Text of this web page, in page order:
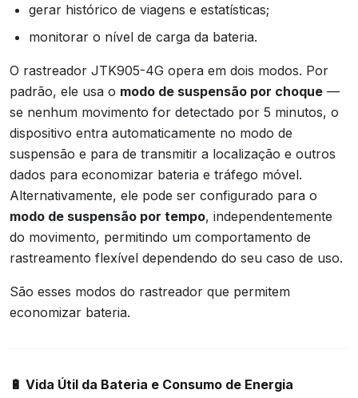
gerar histórico de viagens e estatísticas;
monitorar o nível de carga da bateria.
O rastreador JTK905-4G opera em dois modos. Por
padrão, ele usa o modo de suspensão por choque —
se nenhum movimento for detectado por 5 minutos, o
dispositivo entra automaticamente no modo de
suspensão e para de transmitir a localização e outros
dados para economizar bateria e tráfego móvel.
Alternativamente, ele pode ser configurado para o
modo de suspensão por tempo, independentemente
do movimento, permitindo um comportamento de
rastreamento flexível dependendo do seu caso de uso.
São esses modos do rastreador que permitem
economizar bateria.
🔋 Vida Útil da Bateria e Consumo de Energia